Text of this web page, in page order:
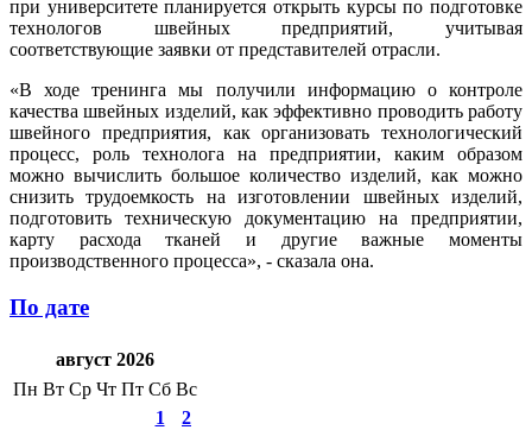
при университете планируется открыть курсы по подготовке
технологов швейных предприятий, учитывая
соответствующие заявки от представителей отрасли.
«В ходе тренинга мы получили информацию о контроле
качества швейных изделий, как эффективно проводить работу
швейного предприятия, как организовать технологический
процесс, роль технолога на предприятии, каким образом
можно вычислить большое количество изделий, как можно
снизить трудоемкость на изготовлении швейных изделий,
подготовить техническую документацию на предприятии,
карту расхода тканей и другие важные моменты
производственного процесса», - сказала она.
По дате
август 2026
Пн Вт Ср Чт Пт Сб Вс
1
2